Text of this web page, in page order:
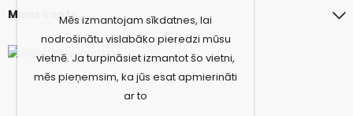
Mans kontsMēs izmantojam sīkdatnes, lai
nodrošinātu vislabāko pieredzi mūsu
vietnē. Ja turpināsiet izmantot šo vietni,
mēs pieņemsim, ka jūs esat apmierināti
ar to